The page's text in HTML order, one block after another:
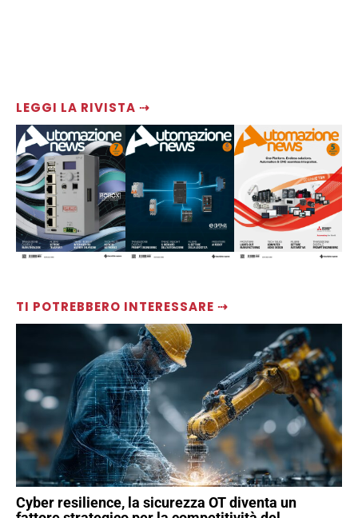
LEGGI LA RIVISTA ⇢
TI POTREBBERO INTERESSARE ⇢
Cyber resilience, la sicurezza OT diventa un